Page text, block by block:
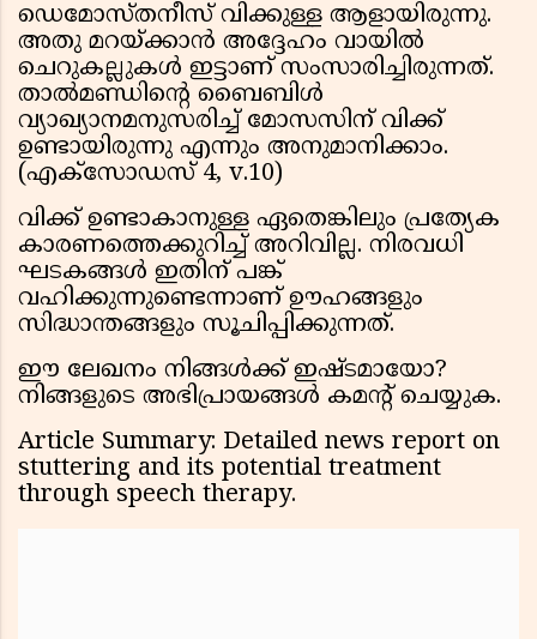
ഡെമോസ്തനീസ് വിക്കുള്ള ആളായിരുന്നു.
അതു മറയ്ക്കാൻ അദ്ദേഹം വായിൽ
ചെറുകല്ലുകൾ ഇട്ടാണ് സംസാരിച്ചിരുന്നത്.
താൽമണ്ഡിന്റെ ബൈബിൾ
വ്യാഖ്യാനമനുസരിച്ച് മോസസിന് വിക്ക്
ഉണ്ടായിരുന്നു എന്നും അനുമാനിക്കാം.
(എക്സോഡസ് 4, v.10)
വിക്ക് ഉണ്ടാകാനുള്ള ഏതെങ്കിലും പ്രത്യേക
കാരണത്തെക്കുറിച്ച് അറിവില്ല. നിരവധി
ഘടകങ്ങൾ ഇതിന് പങ്ക്
വഹിക്കുന്നുണ്ടെന്നാണ് ഊഹങ്ങളും
സിദ്ധാന്തങ്ങളും സൂചിപ്പിക്കുന്നത്.
ഈ ലേഖനം നിങ്ങൾക്ക് ഇഷ്ടമായോ?
നിങ്ങളുടെ അഭിപ്രായങ്ങൾ കമന്റ് ചെയ്യുക.
Article Summary: Detailed news report on
stuttering and its potential treatment
through speech therapy.